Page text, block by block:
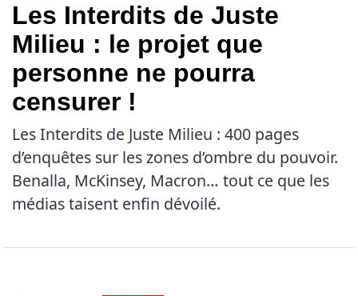
Les Interdits de Juste
Milieu : le projet que
personne ne pourra
censurer !
Les Interdits de Juste Milieu : 400 pages
d’enquêtes sur les zones d’ombre du pouvoir.
Benalla, McKinsey, Macron… tout ce que les
médias taisent enfin dévoilé.